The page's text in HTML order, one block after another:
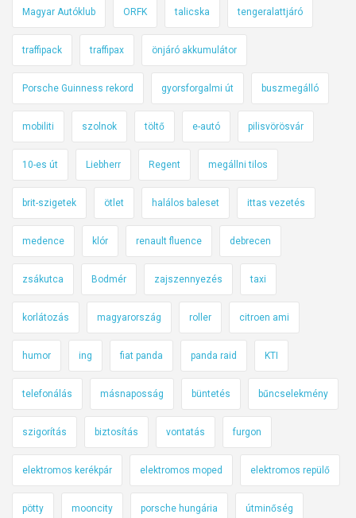
Magyar Autóklub ORFK talicska tengeralattjáró
traffipack traffipax önjáró akkumulátor
Porsche Guinness rekord gyorsforgalmi út buszmegálló
mobiliti szolnok töltő e-autó pilisvörösvár
10-es út Liebherr Regent megállni tilos
brit-szigetek ötlet halálos baleset ittas vezetés
medence klór renault fluence debrecen
zsákutca Bodmér zajszennyezés taxi
korlátozás magyarország roller citroen ami
humor ing fiat panda panda raid KTI
telefonálás másnaposság büntetés bűncselekmény
szigorítás biztosítás vontatás furgon
elektromos kerékpár elektromos moped elektromos repülő
pötty mooncity porsche hungária útminőség